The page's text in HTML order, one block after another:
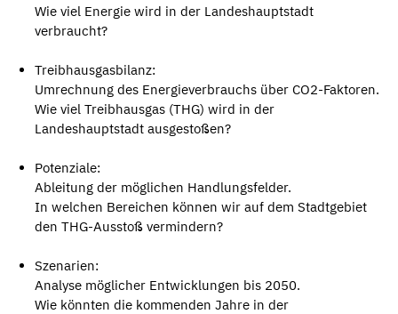
Wie viel Energie wird in der Landeshauptstadt
verbraucht?
Treibhausgasbilanz:
Umrechnung des Energieverbrauchs über CO2-Faktoren.
Wie viel Treibhausgas (THG) wird in der
Landeshauptstadt ausgestoßen?
Potenziale:
Ableitung der möglichen Handlungsfelder.
In welchen Bereichen können wir auf dem Stadtgebiet
den THG-Ausstoß vermindern?
Szenarien:
Analyse möglicher Entwicklungen bis 2050.
Wie könnten die kommenden Jahre in der